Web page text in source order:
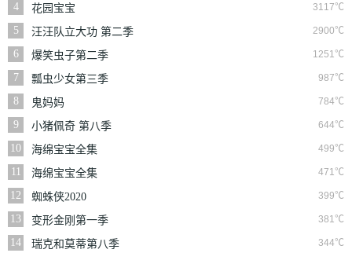
4
3117℃
花园宝宝
5
2900℃
汪汪队立大功 第二季
6
1251℃
爆笑虫子第二季
7
987℃
瓢虫少女第三季
8
784℃
鬼妈妈
9
644℃
小猪佩奇 第八季
10
499℃
海绵宝宝全集
11
471℃
海绵宝宝全集
12
399℃
蜘蛛侠2020
13
381℃
变形金刚第一季
14
344℃
瑞克和莫蒂第八季